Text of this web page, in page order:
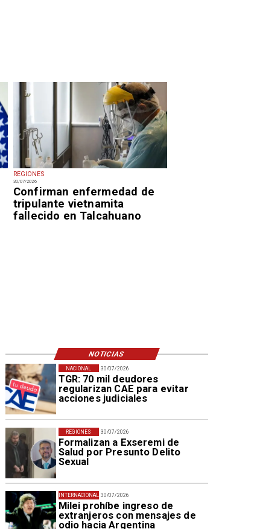
REGIONES
30/07/2026
Confirman enfermedad de
tripulante vietnamita
fallecido en Talcahuano
30/07/2026
TGR: 70 mil deudores
regularizan CAE para evitar
acciones judiciales
NACIONAL
30/07/2026
Formalizan a Exseremi de
Salud por Presunto Delito
Sexual
REGIONES
30/07/2026
Milei prohíbe ingreso de
extranjeros con mensajes de
odio hacia Argentina
INTERNACIONAL
NOTICIAS